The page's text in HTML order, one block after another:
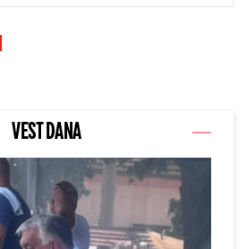
VEST DANA